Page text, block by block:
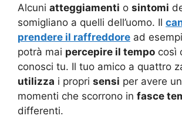
Alcuni atteggiamenti o sintomi
somigliano a quelli dell’uomo. Il
prendere il raffreddore ad
potrà mai percepire il tempo così
conosci tu. Il tuo amico a quattro
utilizza i propri sensi per avere
momenti che scorrono in fasce
differenti.